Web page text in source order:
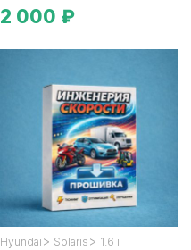
2 000 ₽
Hyundai > Solaris > 1.6 i